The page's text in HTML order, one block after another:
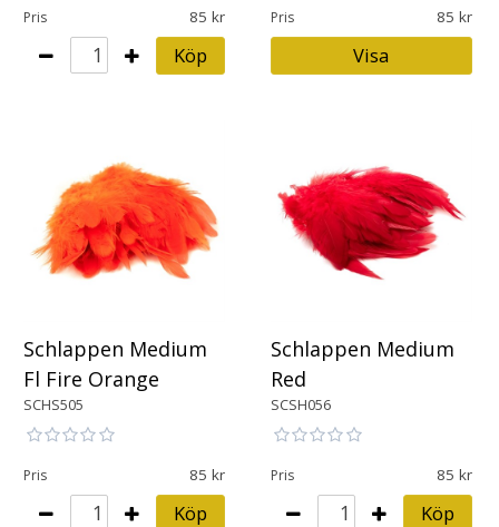
Pris 85
Köp
Pris 85
Visa
Schlappen Medium
Fl Fire Orange
SCHS505
Pris 85
Köp
Schlappen Medium
Red
SCSH056
Pris 85
Köp